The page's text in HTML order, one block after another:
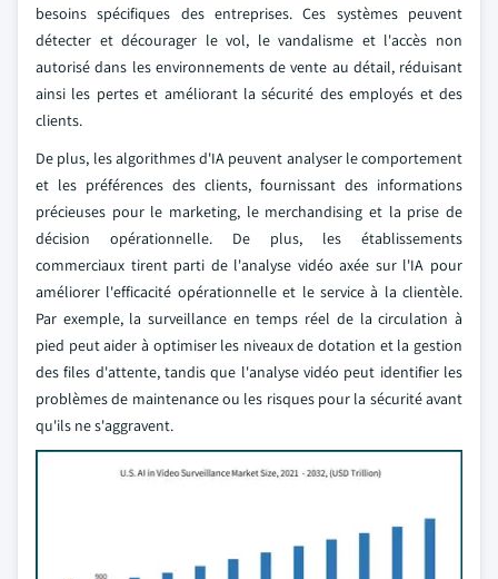
besoins spécifiques des entreprises. Ces systèmes peuvent
détecter et décourager le vol, le vandalisme et l'accès non
autorisé dans les environnements de vente au détail, réduisant
ainsi les pertes et améliorant la sécurité des employés et des
clients.
De plus, les algorithmes d'IA peuvent analyser le comportement
et les préférences des clients, fournissant des informations
précieuses pour le marketing, le merchandising et la prise de
décision opérationnelle. De plus, les établissements
commerciaux tirent parti de l'analyse vidéo axée sur l'IA pour
améliorer l'efficacité opérationnelle et le service à la clientèle.
Par exemple, la surveillance en temps réel de la circulation à
pied peut aider à optimiser les niveaux de dotation et la gestion
des files d'attente, tandis que l'analyse vidéo peut identifier les
problèmes de maintenance ou les risques pour la sécurité avant
qu'ils ne s'aggravent.